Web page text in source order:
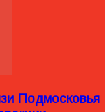
Подмосковья